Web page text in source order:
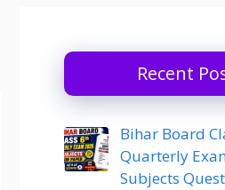
Recent
Bihar Board
Quarterly
Subjects